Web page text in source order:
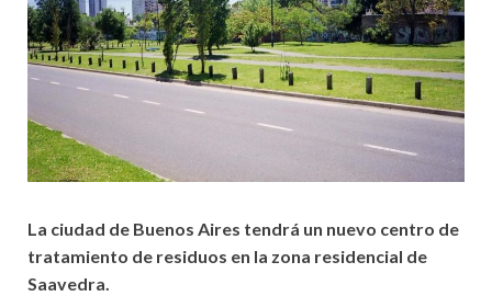
La ciudad de Buenos Aires tendrá un nuevo centro de
tratamiento de residuos en la zona residencial de
Saavedra.